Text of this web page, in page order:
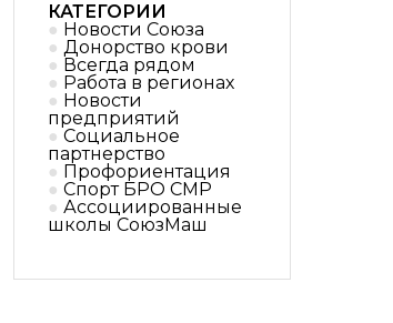
КАТЕГОРИИ
Новости Союза
Донорство крови
Всегда рядом
Работа в регионах
Новости
предприятий
Социальное
партнерствo
Профориентация
Спорт БРО СМР
Ассоциированные
школы СоюзМаш